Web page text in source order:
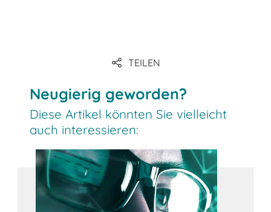
TEILEN
Neugierig geworden?
Diese Artikel könnten Sie vielleicht
auch interessieren: